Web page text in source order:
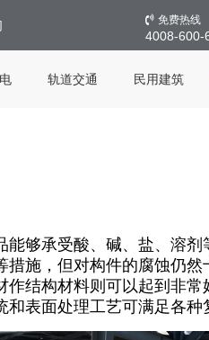
免费热线
4008-600-
轨道交通 民用建筑
够承受酸、碱、盐、溶剂
施，但对构件的腐蚀仍
作结构材料则可以起到非常
表面处理工艺可满足各种